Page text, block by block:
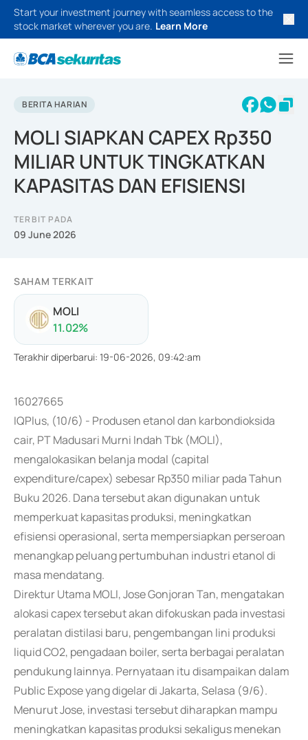
Start your investment journey with seamless access to the
stock market wherever you are. Learn More
BERITA HARIAN
MOLI SIAPKAN CAPEX Rp350
MILIAR UNTUK TINGKATKAN
KAPASITAS DAN EFISIENSI
TERBIT PADA
09 June 2026
SAHAM TERKAIT
MOLI
11.02%
Terakhir diperbarui: 19-06-2026, 09:42:am
16027665
IQPlus, (10/6) - Produsen etanol dan karbondioksida
cair, PT Madusari Murni Indah Tbk (MOLI),
mengalokasikan belanja modal (capital
expenditure/capex) sebesar Rp350 miliar pada Tahun
Buku 2026. Dana tersebut akan digunakan untuk
memperkuat kapasitas produksi, meningkatkan
efisiensi operasional, serta mempersiapkan perseroan
menangkap peluang pertumbuhan industri etanol di
masa mendatang.
Direktur Utama MOLI, Jose Gonjoran Tan, mengatakan
alokasi capex tersebut akan difokuskan pada investasi
peralatan distilasi baru, pengembangan lini produksi
liquid CO2, pengadaan boiler, serta berbagai peralatan
pendukung lainnya. Pernyataan itu disampaikan dalam
Public Expose yang digelar di Jakarta, Selasa (9/6).
Menurut Jose, investasi tersebut diharapkan mampu
meningkatkan kapasitas produksi sekaligus menekan